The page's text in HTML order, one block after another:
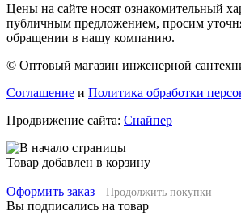
Цены на сайте носят ознакомительный
публичным предложением, просим
обращении в нашу компанию.
© Оптовый магазин инженерной
Соглашение и Политика обработки
Продвижение сайта: Снайпер
Товар добавлен в корзину
Оформить заказ Продолжить покупки
Вы подписались на товар